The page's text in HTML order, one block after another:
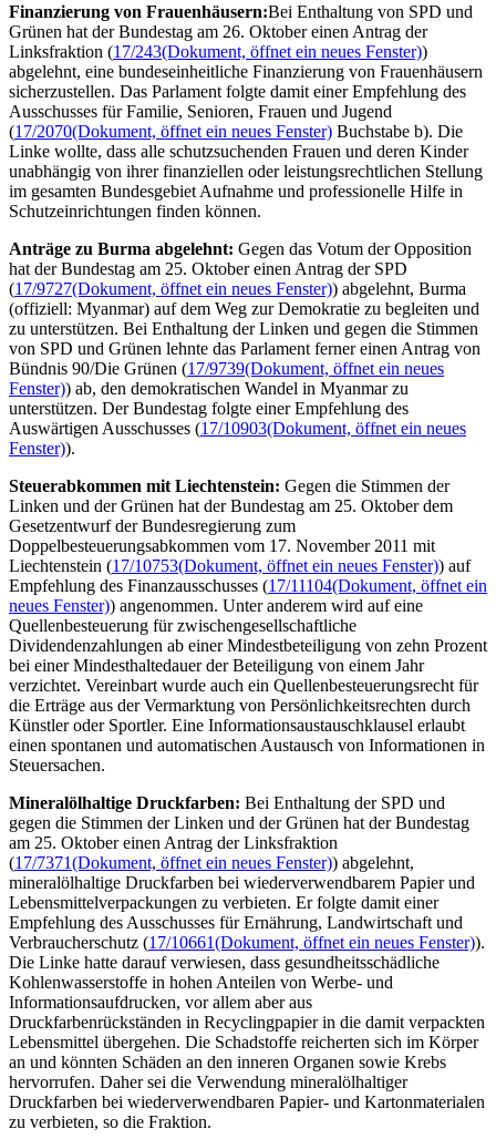
Finanzierung von Frauenhäusern:Bei Enthaltung von SPD und
Grünen hat der Bundestag am 26. Oktober einen Antrag der
Linksfraktion (17/243(Dokument, öffnet ein neues Fenster))
abgelehnt, eine bundeseinheitliche Finanzierung von Frauenhäusern
sicherzustellen. Das Parlament folgte damit einer Empfehlung des
Ausschusses für Familie, Senioren, Frauen und Jugend
(17/2070(Dokument, öffnet ein neues Fenster) Buchstabe b). Die
Linke wollte, dass alle schutzsuchenden Frauen und deren Kinder
unabhängig von ihrer finanziellen oder leistungsrechtlichen Stellung
im gesamten Bundesgebiet Aufnahme und professionelle Hilfe in
Schutzeinrichtungen finden können.
Anträge zu Burma abgelehnt: Gegen das Votum der Opposition
hat der Bundestag am 25. Oktober einen Antrag der SPD
(17/9727(Dokument, öffnet ein neues Fenster)) abgelehnt, Burma
(offiziell: Myanmar) auf dem Weg zur Demokratie zu begleiten und
zu unterstützen. Bei Enthaltung der Linken und gegen die Stimmen
von SPD und Grünen lehnte das Parlament ferner einen Antrag von
Bündnis 90/Die Grünen (17/9739(Dokument, öffnet ein neues
Fenster)) ab, den demokratischen Wandel in Myanmar zu
unterstützen. Der Bundestag folgte einer Empfehlung des
Auswärtigen Ausschusses (17/10903(Dokument, öffnet ein neues
Fenster)).
Steuerabkommen mit Liechtenstein: Gegen die Stimmen der
Linken und der Grünen hat der Bundestag am 25. Oktober dem
Gesetzentwurf der Bundesregierung zum
Doppelbesteuerungsabkommen vom 17. November 2011 mit
Liechtenstein (17/10753(Dokument, öffnet ein neues Fenster)) auf
Empfehlung des Finanzausschusses (17/11104(Dokument, öffnet ein
neues Fenster)) angenommen. Unter anderem wird auf eine
Quellenbesteuerung für zwischengesellschaftliche
Dividendenzahlungen ab einer Mindestbeteiligung von zehn Prozent
bei einer Mindesthaltedauer der Beteiligung von einem Jahr
verzichtet. Vereinbart wurde auch ein Quellenbesteuerungsrecht für
die Erträge aus der Vermarktung von Persönlichkeitsrechten durch
Künstler oder Sportler. Eine Informationsaustauschklausel erlaubt
einen spontanen und automatischen Austausch von Informationen in
Steuersachen.
Mineralölhaltige Druckfarben: Bei Enthaltung der SPD und
gegen die Stimmen der Linken und der Grünen hat der Bundestag
am 25. Oktober einen Antrag der Linksfraktion
(17/7371(Dokument, öffnet ein neues Fenster)) abgelehnt,
mineralölhaltige Druckfarben bei wiederverwendbarem Papier und
Lebensmittelverpackungen zu verbieten. Er folgte damit einer
Empfehlung des Ausschusses für Ernährung, Landwirtschaft und
Verbraucherschutz (17/10661(Dokument, öffnet ein neues Fenster)).
Die Linke hatte darauf verwiesen, dass gesundheitsschädliche
Kohlenwasserstoffe in hohen Anteilen von Werbe- und
Informationsaufdrucken, vor allem aber aus
Druckfarbenrückständen in Recyclingpapier in die damit verpackten
Lebensmittel übergehen. Die Schadstoffe reicherten sich im Körper
an und könnten Schäden an den inneren Organen sowie Krebs
hervorrufen. Daher sei die Verwendung mineralölhaltiger
Druckfarben bei wiederverwendbaren Papier- und Kartonmaterialen
zu verbieten, so die Fraktion.